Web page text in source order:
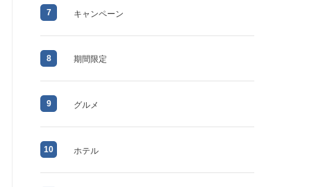
7 キャンペーン
8 期間限定
9 グルメ
10 ホテル